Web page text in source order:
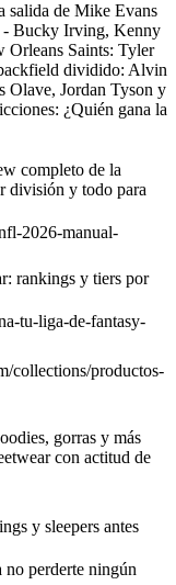
salida de Mike Evans
- Bucky Irving, Kenny
Saints: Tyler
dividido: Alvin
Olave, Jordan Tyson y
¿Quién gana la
completo de la
división y todo para
2026-manual-
rankings y tiers por
tu-liga-de-fantasy-
collections/productos-
gorras y más
con actitud de
y sleepers antes
no perderte ningún